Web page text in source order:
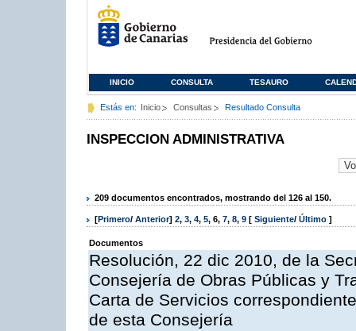
INICIO CONSULTA TESAURO
Estás en: Inicio Consultas Resultado Consulta
INSPECCION ADMINISTRATIVA
209 documentos encontrados, mostrando del 126 al 150.
[Primero/ Anterior] 2, 3, 4, 5, 6, 7, 8, 9 [ Siguiente/ Último ]
Documentos
Resolución, 22 dic 2010, de la
Consejería de Obras Públicas y
Carta de Servicios
de esta Consejería